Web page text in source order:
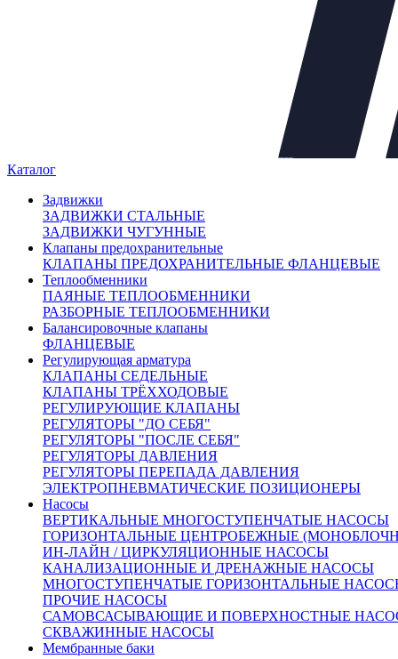
Каталог
Задвижки
ЗАДВИЖКИ СТАЛЬНЫЕ
ЗАДВИЖКИ ЧУГУННЫЕ
Клапаны предохранительные
КЛАПАНЫ ПРЕДОХРАНИТЕЛЬНЫЕ ФЛАНЦЕВЫЕ
Теплообменники
ПАЯНЫЕ ТЕПЛООБМЕННИКИ
РАЗБОРНЫЕ ТЕПЛООБМЕННИКИ
Балансировочные клапаны
ФЛАНЦЕВЫЕ
Регулирующая арматура
КЛАПАНЫ СЕДЕЛЬНЫЕ
КЛАПАНЫ ТРЁХХОДОВЫЕ
РЕГУЛИРУЮЩИЕ КЛАПАНЫ
РЕГУЛЯТОРЫ "ДО СЕБЯ"
РЕГУЛЯТОРЫ "ПОСЛЕ СЕБЯ"
РЕГУЛЯТОРЫ ДАВЛЕНИЯ
РЕГУЛЯТОРЫ ПЕРЕПАДА ДАВЛЕНИЯ
ЭЛЕКТРОПНЕВМАТИЧЕСКИЕ ПОЗИЦИОНЕРЫ
Насосы
ВЕРТИКАЛЬНЫЕ МНОГОСТУПЕНЧАТЫЕ НАСОСЫ
ГОРИЗОНТАЛЬНЫЕ ЦЕНТРОБЕЖНЫЕ
ИН-ЛАЙН / ЦИРКУЛЯЦИОННЫЕ НАСОСЫ
КАНАЛИЗАЦИОННЫЕ И ДРЕНАЖНЫЕ НАСОСЫ
МНОГОСТУПЕНЧАТЫЕ ГОРИЗОНТАЛЬНЫЕ
ПРОЧИЕ НАСОСЫ
САМОВСАСЫВАЮЩИЕ И ПОВЕРХНОСТНЫЕ
СКВАЖИННЫЕ НАСОСЫ
Мембранные баки
+
Нержавеющая арматура
Арт. 701948